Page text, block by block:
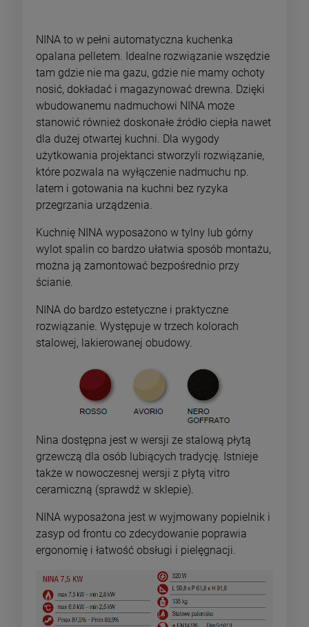
NINA to w pełni automatyczna kuchenka
opalana pelletem. Idealne rozwiązanie wszędzie
tam gdzie nie ma gazu, gdzie nie mamy ochoty
nosić, dokładać i magazynować drewna. Dzięki
wbudowanemu nadmuchowi NINA może
stanowić również doskonałe źródło ciepła nawet
dla dużej otwartej kuchni. Dla wygody
użytkowania projektanci stworzyli rozwiązanie,
które pozwala na wyłączenie nadmuchu np.
latem i gotowania na kuchni bez ryzyka
przegrzania urządzenia.
Kuchnię NINA wyposażono w tylny lub górny
wylot spalin co bardzo ułatwia sposób montażu,
można ją zamontować bezpośrednio przy
ścianie.
NINA do bardzo estetyczne i praktyczne
rozwiązanie. Występuje w trzech kolorach
stalowej, lakierowanej obudowy.
Nina dostępna jest w wersji ze stalową płytą
grzewczą dla osób lubiących tradycję. Istnieje
także w nowoczesnej wersji z płytą vitro
ceramiczną (sprawdź w sklepie).
NINA wyposażona jest w wyjmowany popielnik i
zasyp od frontu co zdecydowanie poprawia
ergonomię i łatwość obsługi i pielęgnacji.